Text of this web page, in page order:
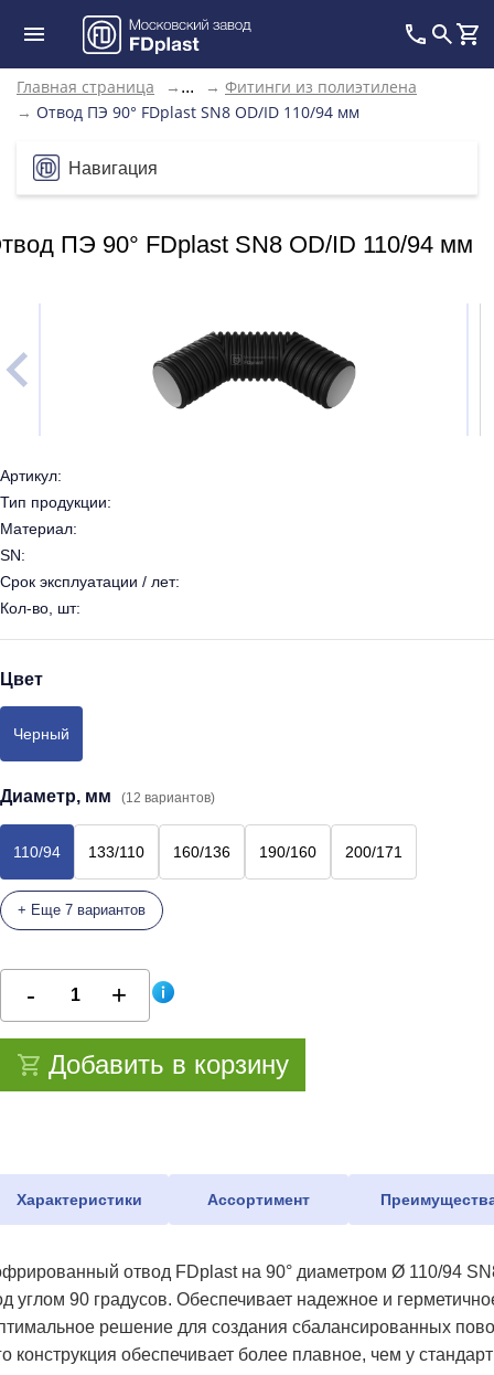
Главная страница → ... → Фитинги из полиэтилена
→ Отвод ПЭ 90° FDplast SN8 OD/ID 110/94 мм
Навигация
ПЭ 90° FDplast SN8 OD/ID 110/94 мм
Артикул:
Тип продукции:
Материал:
SN:
Срок эксплуатации / лет:
Кол-во, шт:
Цвет
Черный
Диаметр, мм (12 вариантов)
110/94 133/110 160/136 190/160 200/171
+ Еще 7 вариантов
Добавить в корзину
Характеристики Ассортимент
отвод FDplast на 90° диаметром Ø 110/94
углом 90 градусов. Обеспечивает надежное и
решение для создания сбалансированных
конструкция обеспечивает более плавное, чем у